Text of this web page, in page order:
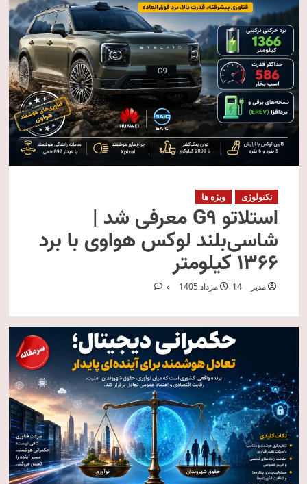
تکنولوژی ویژه ها
استلاتو G9 معرفی شد |
شاسی‌بلند لوکس هواوی با برد
۱۳۶۶ کیلومتر
مدیر 14 مرداد 1405 0